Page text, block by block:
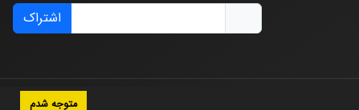
متوجه شدم
اشتراک